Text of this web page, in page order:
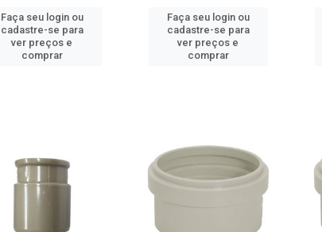
Faça seu login ou
cadastre-se para
ver preços e
comprar
Faça seu login ou
cadastre-se para
ver preços e
comprar